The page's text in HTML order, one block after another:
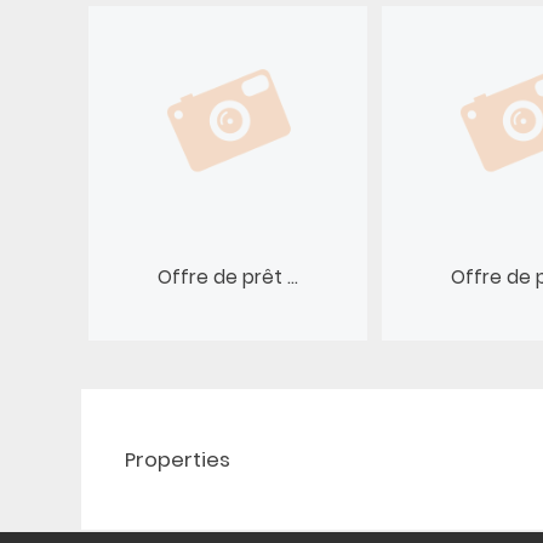
Offre de prêt ... Offre de
Properties